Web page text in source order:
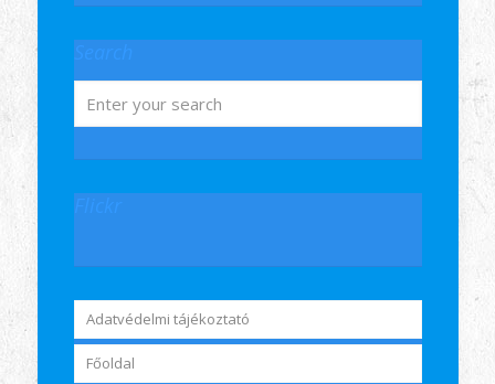
Adatvédelmi tájékoztató
Főoldal